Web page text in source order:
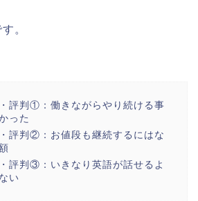
。
評判①：働きながらやり続ける事
った
評判②：お値段も継続するにはな
評判③：いきなり英語が話せるよ
い